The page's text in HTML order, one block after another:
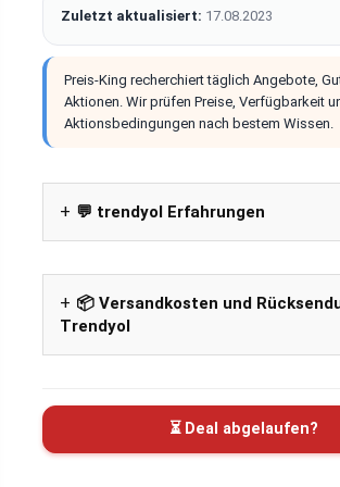
Zuletzt aktualisiert: 17.08.2023
Preis-King recherchiert täglich Angebote,
Aktionen. Wir prüfen Preise, Verfügbarkeit
Aktionsbedingungen nach bestem Wissen.
💬 trendyol Erfahrungen
📦 Versandkosten und
Trendyol
⏳ Deal abgelaufen?